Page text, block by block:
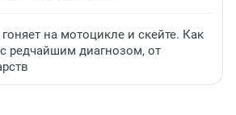
на мотоцикле и скейте. Как
редчайшим диагнозом, от